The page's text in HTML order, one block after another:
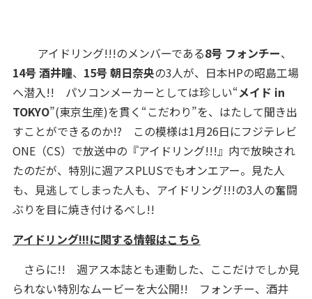
アイドリング!!!のメンバーである8号 フォンチー、
14号 酒井瞳、 15号 朝日奈央の3人が、日本HPの昭島工場
へ潜入!! パソコンメーカーとしては珍しい“メイド in
TOKYO”(東京生産)を貫く“こだわり”を、はたして聞き出
すことができるのか!? この模様は1月26日にフジテレビ
ONE（CS）で放送中の『アイドリング!!!』内で放映され
たのだが、特別に週アスPLUSでもオンエアー。見た人
も、見逃してしまった人も、アイドリング!!!の3人の奮闘
ぶりを目に焼き付けるべし!!
アイドリング!!!に関する情報はこちら
さらに!! 週アス本誌とも連動した、ここだけでしか見
られない特別なムービーを大公開!! フォンチー、酒井